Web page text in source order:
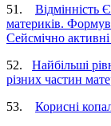
51. Відмінність
материків.
Сейсмічно активні
52. Найбільші
різних частин
53. Корисні